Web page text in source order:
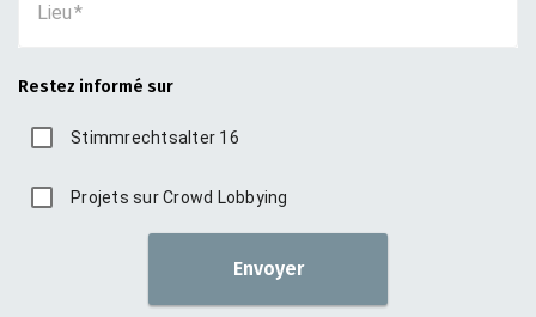
Lieu
Restez informé sur
Stimmrechtsalter 16
Projets sur Crowd Lobbying
Envoyer